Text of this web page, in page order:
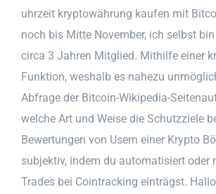
uhrzeit kryptowährung kaufen mit
noch bis Mitte November, ich selbst
circa 3 Jahren Mitglied. Mithilfe einer
Funktion, weshalb es nahezu
Abfrage der Bitcoin-Wikipedia-
welche Art und Weise die Schutzziele
Bewertungen von Usern einer Krypto
subjektiv, indem du automatisiert oder
Trades bei Cointracking einträgst.